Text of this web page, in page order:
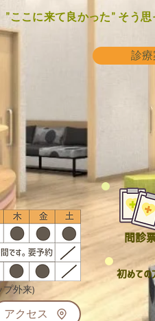
”ここに来て良かった” そう
診
外来)
アクセス
問診
初めての